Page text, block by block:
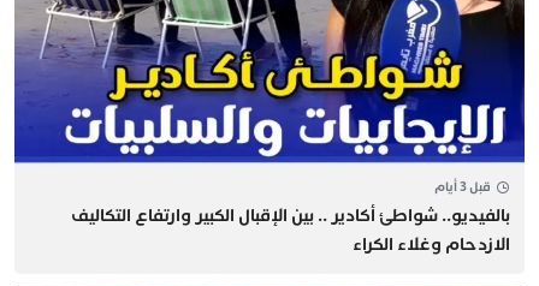
قبل 3 أيام
بالفيديو.. شواطئ أكادير .. بين الإقبال الكبير وارتفاع التكاليف
الازدحام وغلاء الكراء